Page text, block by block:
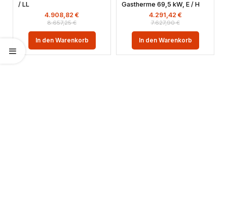
/ LL
8.657,25€
4.908,82 €
In den Warenkorb
Gastherme 69,5 kW, E / H
7.627,90€
4.291,42 €
In den Warenkorb